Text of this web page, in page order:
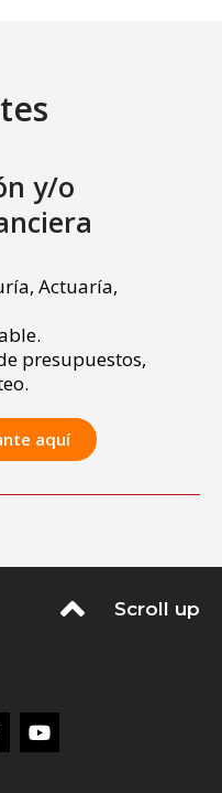
y/o
Actuaría,
presupuestos,
aquí
Scroll up
Y
o